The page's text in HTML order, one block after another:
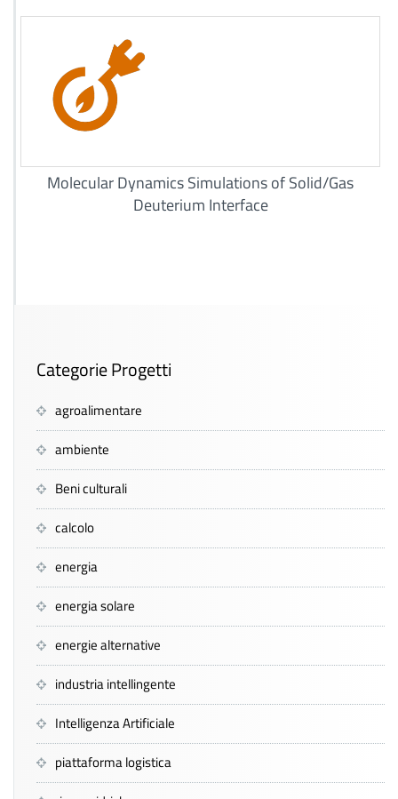
Molecular Dynamics Simulations of Solid/Gas
Deuterium Interface
Categorie Progetti
agroalimentare
ambiente
Beni culturali
calcolo
energia
energia solare
energie alternative
industria intellingente
Intelligenza Artificiale
piattaforma logistica